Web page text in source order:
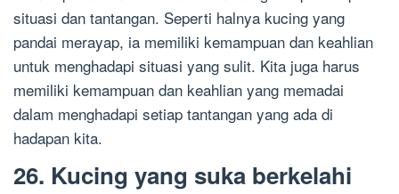
situasi dan tantangan. Seperti halnya kucing yang
pandai merayap, ia memiliki kemampuan dan keahlian
untuk menghadapi situasi yang sulit. Kita juga harus
memiliki kemampuan dan keahlian yang memadai
dalam menghadapi setiap tantangan yang ada di
hadapan kita.
26. Kucing yang suka berkelahi